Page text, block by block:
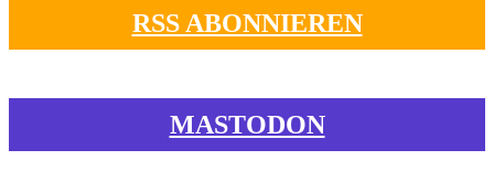
RSS ABONNIEREN
MASTODON